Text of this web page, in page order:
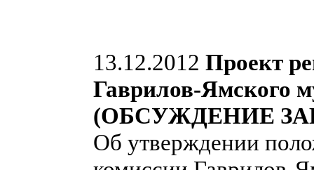
13.12.2012 Проект
Гаврилов-Ямского
(ОБСУЖДЕНИЕ
Об утверждении